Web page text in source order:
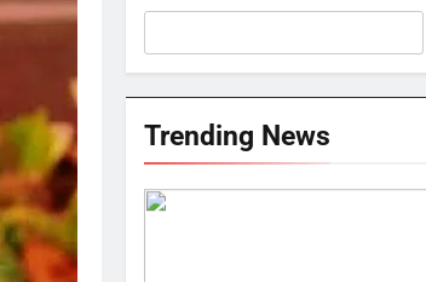
Trending News